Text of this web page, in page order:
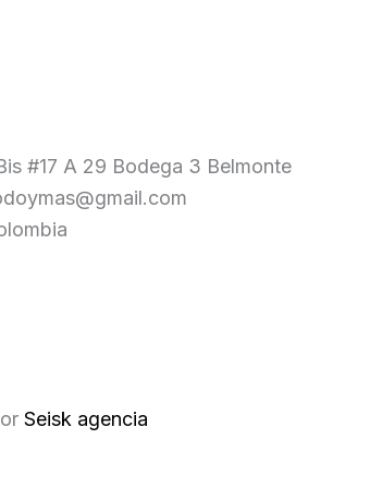
#17 A 29 Bodega 3 Belmonte
Seisk agencia